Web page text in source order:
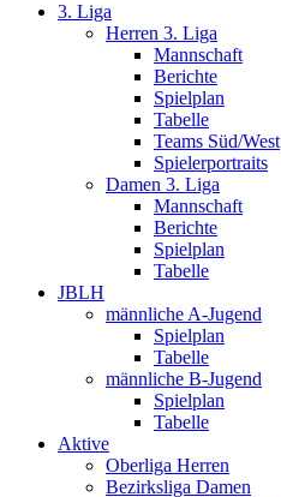
3. Liga
Herren 3. Liga
Mannschaft
Berichte
Spielplan
Tabelle
Teams Süd/West
Spielerportraits
Damen 3. Liga
Mannschaft
Berichte
Spielplan
Tabelle
JBLH
männliche A-Jugend
Spielplan
Tabelle
männliche B-Jugend
Spielplan
Tabelle
Aktive
Oberliga Herren
Bezirksliga Damen